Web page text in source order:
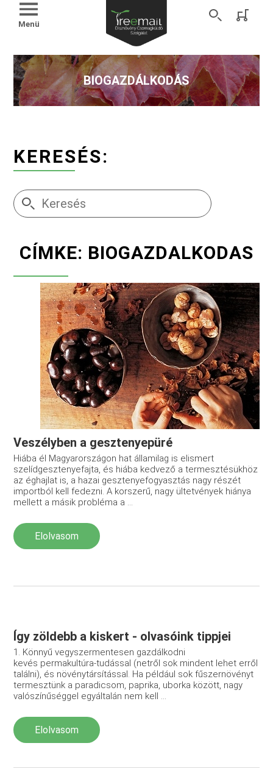
Menü
BIOGAZDÁLKODÁS
KERESÉS:
CÍMKE: BIOGAZDALKODAS
Veszélyben a gesztenyepüré
Hiába él Magyarországon hat államilag is elismert
szelídgesztenyefajta, és hiába kedvező a termesztésükhöz
az éghajlat is, a hazai gesztenyefogyasztás nagy részét
importból kell fedezni. A korszerű, nagy ültetvények hiánya
mellett a másik probléma a ...
Elolvasom
Így zöldebb a kiskert - olvasóink tippjei
1. Könnyű vegyszermentesen gazdálkodni
kevés permakultúra-tudással (netről sok mindent lehet erről
találni), és növénytársítással. Ha például sok fűszernövényt
termesztünk a paradicsom, paprika, uborka között, nagy
valószínűséggel egyáltalán nem kell ...
Elolvasom